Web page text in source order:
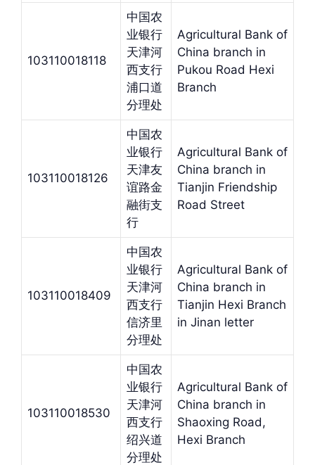
103110018118
中国农
业银行
天津河
西支行
浦口道
分理处
Agricultural Bank of
China branch in
Pukou Road Hexi
Branch
103110018126
中国农
业银行
天津友
谊路金
融街支
行
Agricultural Bank of
China branch in
Tianjin Friendship
Road Street
103110018409
中国农
业银行
天津河
西支行
信济里
分理处
Agricultural Bank of
China branch in
Tianjin Hexi Branch
in Jinan letter
103110018530
中国农
业银行
天津河
西支行
绍兴道
分理处
Agricultural Bank of
China branch in
Shaoxing Road,
Hexi Branch